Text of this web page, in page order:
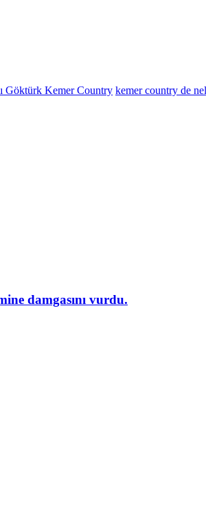
Göktürk Kemer Country kemer country de
damgasını vurdu.